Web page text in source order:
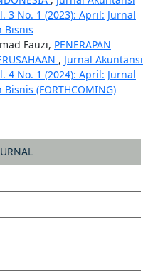
3 No. 1 (2023): April: Jurnal
Bisnis
Fauzi, PENERAPAN
, Jurnal Akuntansi
4 No. 1 (2024): April: Jurnal
(FORTHCOMING)